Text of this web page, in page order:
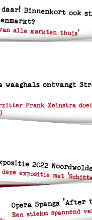
Binnenkort ook
alle markten thuis'
waaghals ontvangt
Frank Zeinstra doet
2022
expositie met
Opera Spanga 'After
Een stiekm spannend